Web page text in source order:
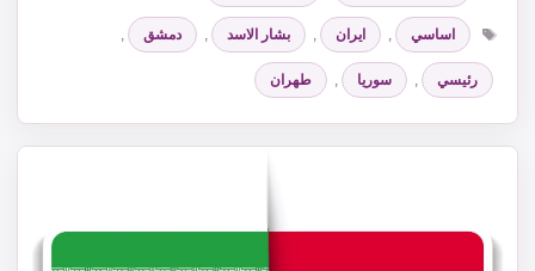
الوسوم
اساسي , ايران , بشار الاسد , دمشق ,
رئيسي , سوريا , طهران